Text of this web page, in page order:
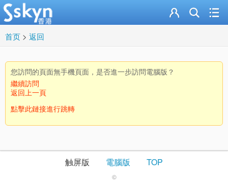
首页 > 返回
您訪問的頁面無手機頁面，是否進一步訪問電腦版？
繼續訪問
返回上一頁
點擊此鏈接進行跳轉
触屏版 電腦版 TOP
©